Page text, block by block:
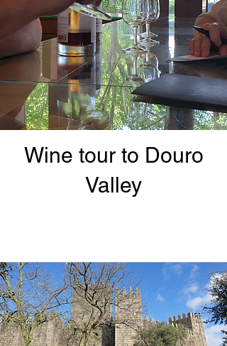
Wine tour to Douro
Valley